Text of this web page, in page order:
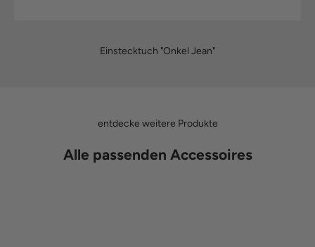
Einstecktuch "Onkel Jean"
entdecke weitere Produkte
Alle passenden Accessoires